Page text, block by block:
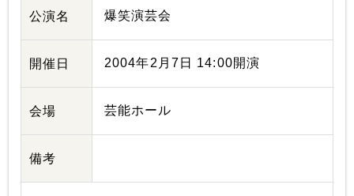
公演名 爆笑演芸会
開催日 2004年2月7日 14:00開演
会場 芸能ホール
備考